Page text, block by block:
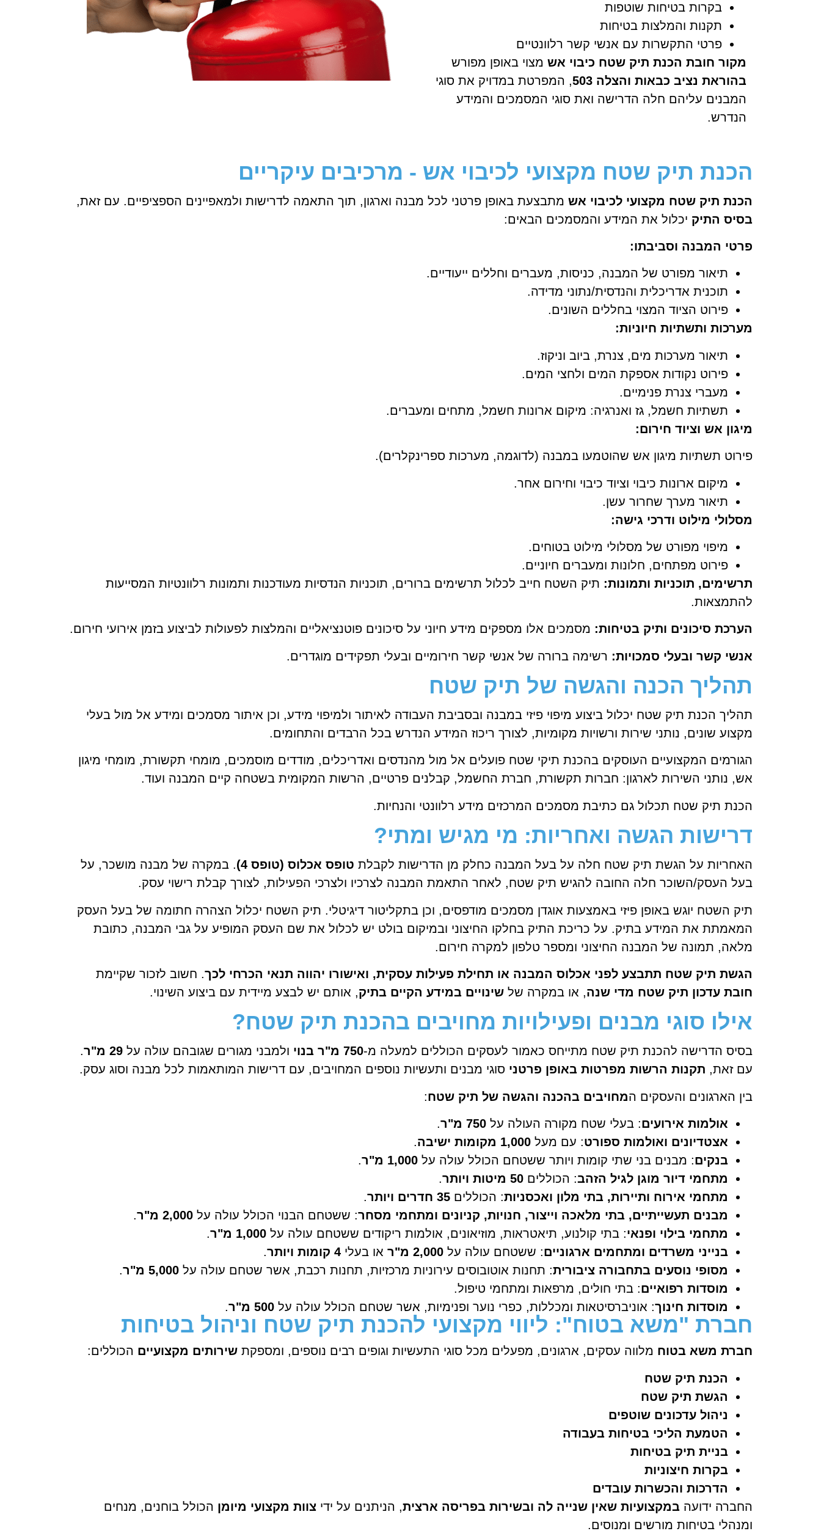
בקרות בטיחות שוטפות
תקנות והמלצות בטיחות
פרטי התקשרות עם אנשי קשר רלוונטיים
מקור חובת הכנת תיק שטח כיבוי אש מצוי באופן מפורש
בהוראת נציב כבאות והצלה 503
, המפרטת במדויק את סוגי
המבנים עליהם חלה הדרישה ואת סוגי המסמכים והמידע
הנדרש.
הכנת תיק שטח מקצועי לכיבוי אש - מרכיבים עיקריים
הכנת תיק שטח מקצועי לכיבוי אש מתבצעת באופן פרטני לכל מבנה וארגון, תוך התאמה לדרישות ולמאפיינים הספציפיים. עם זאת,
בסיס התיק יכלול את המידע והמסמכים הבאים:
פרטי המבנה וסביבתו:
תיאור מפורט של המבנה, כניסות, מעברים וחללים ייעודיים.
תוכנית אדריכלית והנדסית/נתוני מדידה.
פירוט הציוד המצוי בחללים השונים.
מערכות ותשתיות חיוניות:
תיאור מערכות מים, צנרת, ביוב וניקוז.
פירוט נקודות אספקת המים ולחצי המים.
מעברי צנרת פנימיים.
תשתיות חשמל, גז ואנרגיה: מיקום ארונות חשמל, מתחים ומעברים.
מיגון אש וציוד חירום:
פירוט תשתיות מיגון אש שהוטמעו במבנה (לדוגמה, מערכות ספרינקלרים).
מיקום ארונות כיבוי וציוד כיבוי וחירום אחר.
תיאור מערך שחרור עשן.
מסלולי מילוט ודרכי גישה:
מיפוי מפורט של מסלולי מילוט בטוחים.
פירוט מפתחים, חלונות ומעברים חיוניים.
תרשימים, תוכניות ותמונות: תיק השטח חייב לכלול תרשימים ברורים, תוכניות הנדסיות מעודכנות ותמונות רלוונטיות המסייעות
להתמצאות.
הערכת סיכונים ותיק בטיחות: מסמכים אלו מספקים מידע חיוני על סיכונים פוטנציאליים והמלצות לפעולות לביצוע בזמן אירועי חירום.
אנשי קשר ובעלי סמכויות: רשימה ברורה של אנשי קשר חירומיים ובעלי תפקידים מוגדרים.
תהליך הכנה והגשה של תיק שטח
תהליך הכנת תיק שטח יכלול ביצוע מיפוי פיזי במבנה ובסביבת העבודה לאיתור ולמיפוי מידע, וכן איתור מסמכים ומידע אל מול בעלי
מקצוע שונים, נותני שירות ורשויות מקומיות, לצורך ריכוז המידע הנדרש בכל הרבדים והתחומים.
הגורמים המקצועיים העוסקים בהכנת תיקי שטח פועלים אל מול מהנדסים ואדריכלים, מודדים מוסמכים, מומחי תקשורת, מומחי מיגון
אש, נותני השירות לארגון: חברות תקשורת, חברת החשמל, קבלנים פרטיים, הרשות המקומית בשטחה קיים המבנה ועוד.
הכנת תיק שטח תכלול גם כתיבת מסמכים המרכזים מידע רלוונטי והנחיות.
דרישות הגשה ואחריות: מי מגיש ומתי?
האחריות על הגשת תיק שטח חלה על בעל המבנה כחלק מן הדרישות לקבלת טופס אכלוס (טופס 4) . במקרה של מבנה מושכר, על
בעל העסק/השוכר חלה החובה להגיש תיק שטח, לאחר התאמת המבנה לצרכיו ולצרכי הפעילות, לצורך קבלת רישוי עסק.
תיק השטח יוגש באופן פיזי באמצעות אוגדן מסמכים מודפסים, וכן בתקליטור דיגיטלי. תיק השטח יכלול הצהרה חתומה של בעל העסק
המאמתת את המידע בתיק. על כריכת התיק בחלקו החיצוני ובמיקום בולט יש לכלול את שם העסק המופיע על גבי המבנה, כתובת
מלאה, תמונה של המבנה החיצוני ומספר טלפון למקרה חירום.
הגשת תיק שטח תתבצע לפני אכלוס המבנה או תחילת פעילות עסקית, ואישורו יהווה תנאי הכרחי לכך. חשוב לזכור שקיימת
חובת עדכון תיק שטח מדי שנה, או במקרה של שינויים במידע הקיים בתיק, אותם יש לבצע מיידית עם ביצוע השינוי.
אילו סוגי מבנים ופעילויות מחויבים בהכנת תיק שטח?
בסיס הדרישה להכנת תיק שטח מתייחס כאמור לעסקים הכוללים למעלה מ-750 מ"ר בנוי ולמבני מגורים שגובהם עולה על 29 מ"ר
.
עם זאת, תקנות הרשות מפרטות באופן פרטני סוגי מבנים ותעשיות נוספים המחויבים, עם דרישות המותאמות לכל מבנה וסוג עסק.
בין הארגונים והעסקים המחויבים בהכנה והגשה של תיק שטח:
אולמות אירועים: בעלי שטח מקורה העולה על 750 מ"ר
.
אצטדיונים ואולמות ספורט: עם מעל 1,000 מקומות ישיבה
.
בנקים: מבנים בני שתי קומות ויותר ששטחם הכולל עולה על 1,000 מ"ר
.
מתחמי דיור מוגן לגיל הזהב: הכוללים 50 מיטות ויותר
.
מתחמי אירוח ותיירות, בתי מלון ואכסניות: הכוללים 35 חדרים ויותר
.
מבנים תעשייתיים, בתי מלאכה וייצור, חנויות, קניונים ומתחמי מסחר: ששטחם הבנוי הכולל עולה על 2,000 מ"ר
.
מתחמי בילוי ופנאי: בתי קולנוע, תיאטראות, מוזיאונים, אולמות ריקודים ששטחם עולה על 1,000 מ"ר
.
בנייני משרדים ומתחמים ארגוניים: ששטחם עולה על 2,000 מ"ר או בעלי 4 קומות ויותר
.
מסופי נוסעים בתחבורה ציבורית: תחנות אוטובוסים עירוניות מרכזיות, תחנות רכבת, אשר שטחם עולה על 5,000 מ"ר
.
מוסדות רפואיים: בתי חולים, מרפאות ומתחמי טיפול.
מוסדות חינוך: אוניברסיטאות ומכללות, כפרי נוער ופנימיות, אשר שטחם הכולל עולה על 500 מ"ר .
חברת "משא בטוח": ליווי מקצועי להכנת תיק שטח וניהול בטיחות
חברת משא בטוח מלווה עסקים, ארגונים, מפעלים מכל סוגי התעשיות וגופים רבים נוספים, ומספקת שירותים מקצועיים הכוללים:
הכנת תיק שטח
הגשת תיק שטח
ניהול עדכונים שוטפים
הטמעת הליכי בטיחות בעבודה
בניית תיק בטיחות
בקרות חיצוניות
הדרכות והכשרות עובדים
החברה ידועה במקצועיות שאין שנייה לה ובשירות בפריסה ארצית, הניתנים על ידי צוות מקצועי מיומן הכולל בוחנים, מנחים
ומנהלי בטיחות מורשים ומנוסים.